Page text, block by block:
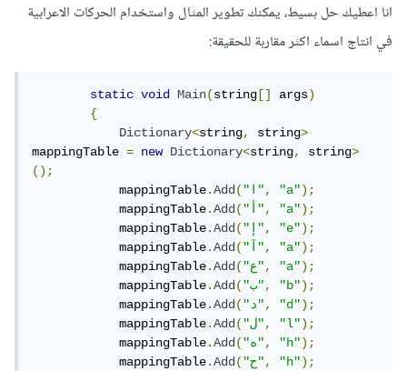
بالتوفيق،،،
انا اعطيك حل بسيط، يمكنك تطوير المثال واستخدام الحركات الاعرابية
في انتاج اسماء اكثر مقاربة للحقيقة:
static void Main(string [] args)
{
Dictionary<string, string>
mappingTable = new Dictionary<string, string>
();
            mappingTable
.Add( "ا", "a");
            mappingTable
.Add( "أ", "a");
            mappingTable
.Add( "إ", "e");
            mappingTable
.Add( "آ", "a");
            mappingTable
.Add( "ع", "a");
            mappingTable
.Add( "ب", "b");
            mappingTable
.Add( "د", "d");
            mappingTable
.Add( "ل", "l");
            mappingTable
.Add( "ه", "h");
            mappingTable
.Add( "ح", "h");